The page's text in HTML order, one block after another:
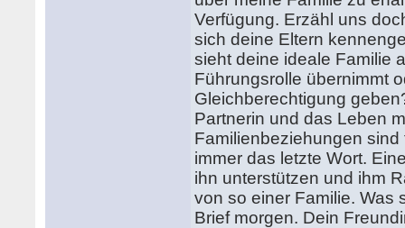
Verfügung. Erzähl uns
sich deine Eltern
sieht deine ideale Familie
Führungsrolle übernimmt
Gleichberechtigung
Partnerin und das Leben
Familienbeziehungen
immer das letzte Wort.
ihn unterstützen und ihm
von so einer Familie. Was
Brief morgen. Dein